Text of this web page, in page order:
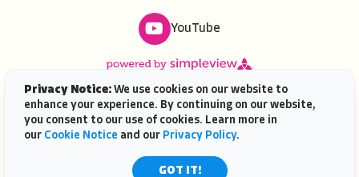
YouTube
Copyright ©2026VISIT FLORIDA. All rights reserved.
VISIT FLORIDA® is a service mark of the Florida Tourism
Industry Marketing Corporation, d/b/a VISIT FLORIDA,
registered in the U.S. Patent & Trademark Office. |
Privacy Notice: We use cookies on our website to
enhance your experience. By continuing on our website,
you consent to our use of cookies. Learn more in
our Cookie Notice and our Privacy Policy.
GOT IT!